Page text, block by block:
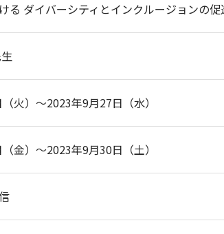
る ダイバーシティとインクルージョンの促
火）～2023年9月27日（水）
金）～2023年9月30日（土）